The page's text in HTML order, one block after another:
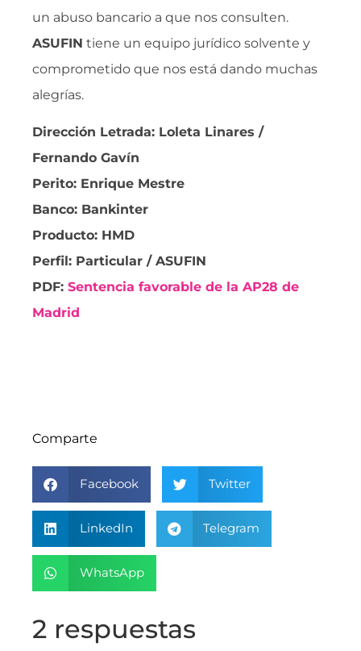
un abuso bancario a que nos consulten.
ASUFIN tiene un equipo jurídico solvente y
comprometido que nos está dando muchas
alegrías.
Dirección Letrada: Loleta Linares /
Fernando Gavín
Perito: Enrique Mestre
Banco: Bankinter
Producto: HMD
Perfil: Particular / ASUFIN
PDF: Sentencia favorable de la AP28 de
Madrid
Comparte
Facebook Twitter
LinkedIn Telegram
WhatsApp
2 respuestas